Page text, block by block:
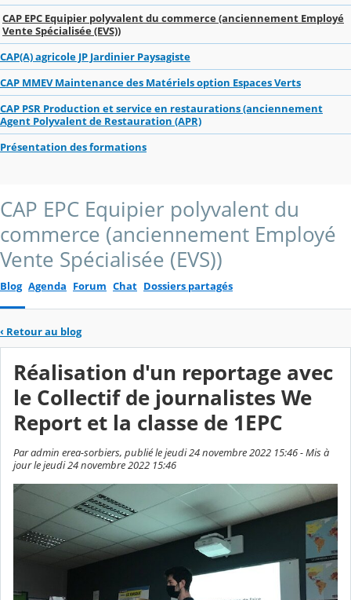
CAP EPC Equipier polyvalent du commerce (anciennement Employé
Vente Spécialisée (EVS))
CAP(A) agricole JP Jardinier Paysagiste
CAP MMEV Maintenance des Matériels option Espaces Verts
CAP PSR Production et service en restaurations (anciennement
Agent Polyvalent de Restauration (APR)
Présentation des formations
CAP EPC Equipier polyvalent du
commerce (anciennement Employé
Vente Spécialisée (EVS))
Blog Agenda Forum Chat Dossiers partagés
‹ Retour au blog
Réalisation d'un reportage avec
le Collectif de journalistes We
Report et la classe de 1EPC
Par admin erea-sorbiers, publié le jeudi 24 novembre 2022 15:46 - Mis à
jour le jeudi 24 novembre 2022 15:46